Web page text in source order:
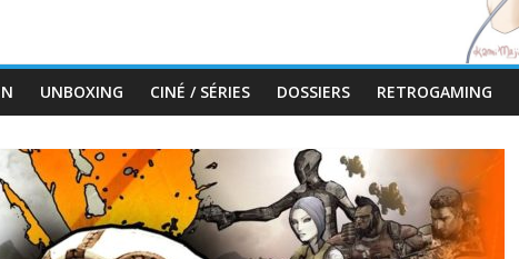
UNBOXING CINÉ / SÉRIES DOSSIERS RETROGAMING